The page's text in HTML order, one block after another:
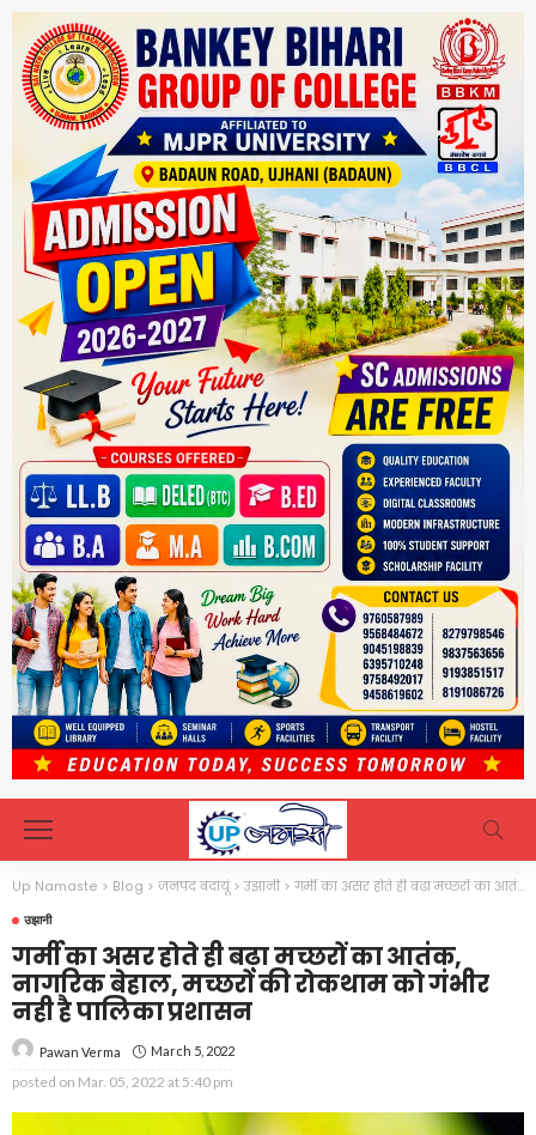
Up Namaste > Blog > जनपद बदायूं>उझानी > गर्मी का असर होते ही बढ़ा मच्छरों का आतंक, नागरिक बेहाल, मच्छरों की रोकथाम को गंभीर नही है पालिका प्रशासन
उझानी
गर्मी का असर होते ही बढ़ा मच्छरों का आतंक,
नागरिक बेहाल, मच्छरों की रोकथाम को गंभीर
नही है पालिका प्रशासन
Pawan Verma March 5, 2022
posted on Mar. 05, 2022 at 5:40 pm